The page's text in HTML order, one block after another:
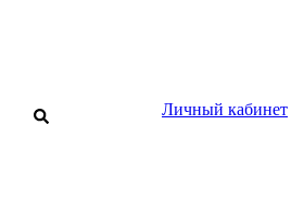
Личный кабинет